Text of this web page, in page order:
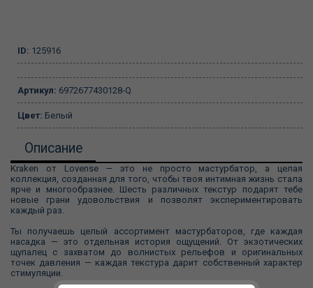
ID: 125916
Артикул: 6972677430128-Q
Цвет: Белый
Описание
Kraken от Lovense — это не просто мастурбатор, а целая
коллекция, созданная для того, чтобы твоя интимная жизнь стала
ярче и многообразнее. Шесть различных текстур подарят тебе
новые грани удовольствия и позволят экспериментировать
каждый раз.
Ты получаешь целый ассортимент мастурбаторов, где каждая
насадка — это отдельная история ощущений. От экзотических
щупалец с захватом до волнистых рельефов и оригинальных
точек давления — каждая текстура дарит собственный характер
стимуляции.